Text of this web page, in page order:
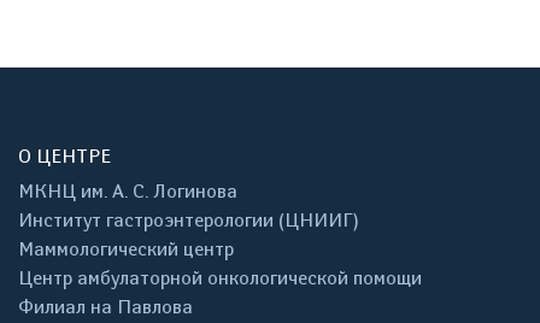
О ЦЕНТРЕ
МКНЦ им. А. С. Логинова
Институт гастроэнтерологии (ЦНИИГ)
Маммологический центр
Центр амбулаторной онкологической помощи
Филиал на Павлова